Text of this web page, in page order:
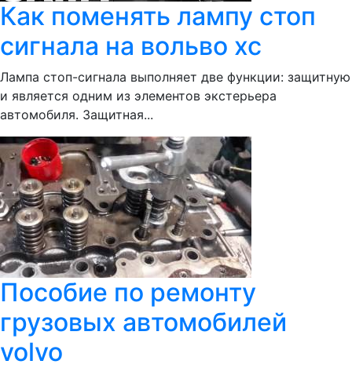
Как поменять лампу стоп
сигнала на вольво хс
Лампа стоп-сигнала выполняет две функции: защитную
и является одним из элементов экстерьера
автомобиля. Защитная...
Пособие по ремонту
грузовых автомобилей
volvo